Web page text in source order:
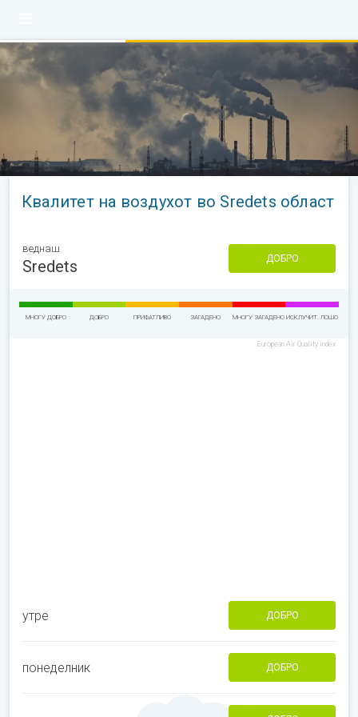
Квалитет на воздухот во Sredets област
веднаш
Sredets ДОБРО
МНОГУ ДОБРО ДОБРО ПРИФАТЛИВО ЗАГАДЕНО МНОГУ ЗАГАДЕНО ИСКЛУЧИТ. ЛОШО
European Air Quality Index
утре ДОБРО
понеделник ДОБРО